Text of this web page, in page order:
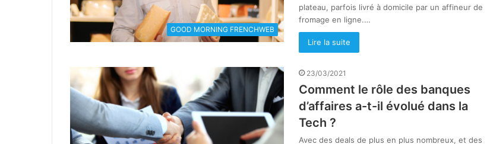
GOOD MORNING FRENCHWEB
plateau, parfois livré à domicile par un affineur de
fromage en ligne.…
Lire la suite
23/03/2021
Comment le rôle des banques
d’affaires a-t-il évolué dans la
Tech ?
Avec des deals de plus en plus nombreux, et des